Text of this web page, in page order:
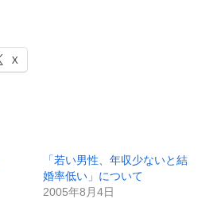
X
「若い男性、年収少ないと結
婚率低い」について
2005年8月4日